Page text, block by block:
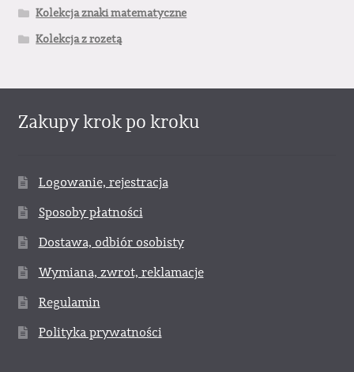
Kolekcja znaki matematyczne
Kolekcja z rozetą
Zakupy krok po kroku
Logowanie, rejestracja
Sposoby płatności
Dostawa, odbiór osobisty
Wymiana, zwrot, reklamacje
Regulamin
Polityka prywatności